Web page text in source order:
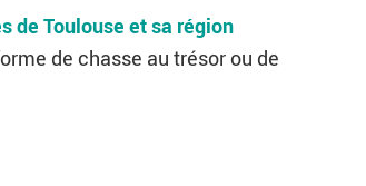
de Toulouse et sa région
de chasse au trésor ou de